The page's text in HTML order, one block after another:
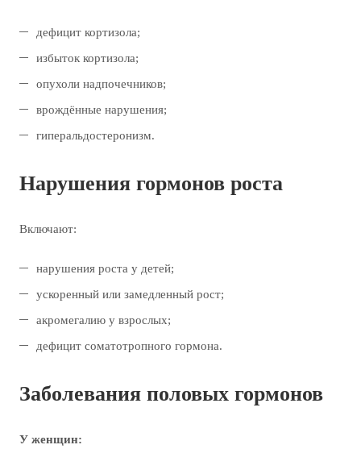
дефицит кортизола;
избыток кортизола;
опухоли надпочечников;
врождённые нарушения;
гиперальдостеронизм.
Нарушения гормонов роста
Включают:
нарушения роста у детей;
ускоренный или замедленный рост;
акромегалию у взрослых;
дефицит соматотропного гормона.
Заболевания половых гормонов
У женщин: